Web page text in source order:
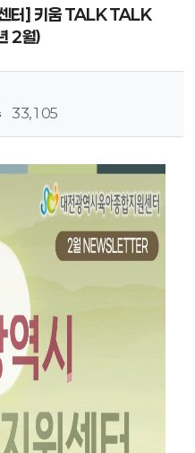
터] 키움 TALK TALK
2월)
33,105